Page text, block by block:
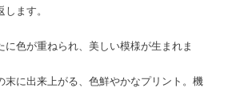
ます。
に色が重ねられ、美しい模様が生まれま
末に出来上がる、色鮮やかなプリント。機